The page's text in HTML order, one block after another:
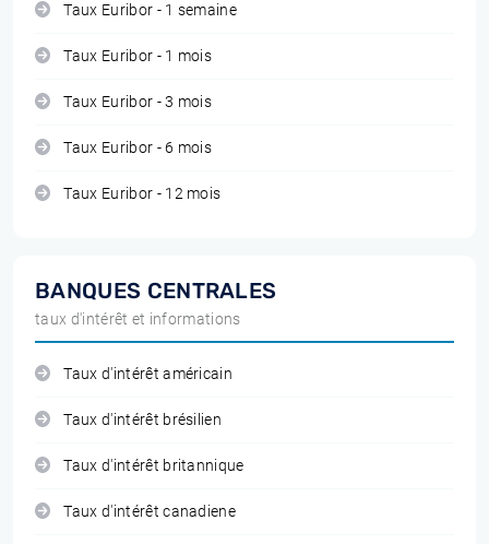
Taux Euribor - 1 semaine
Taux Euribor - 1 mois
Taux Euribor - 3 mois
Taux Euribor - 6 mois
Taux Euribor - 12 mois
BANQUES CENTRALES
taux d'intérêt et informations
Taux d'intérêt américain
Taux d'intérêt brésilien
Taux d'intérêt britannique
Taux d'intérêt canadiene